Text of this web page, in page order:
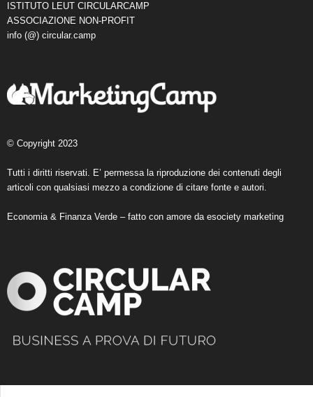
ISTITUTO LEUT CIRCULARCAMP
ASSOCIAZIONE NON-PROFIT
info (@) circular.camp
© Copyright 2023
Tutti i diritti riservati. E’ permessa la riproduzione dei contenuti degli
articoli con qualsiasi mezzo a condizione di citare fonte e autori.
Economia & Finanza Verde – fatto con amore da esociety marketing